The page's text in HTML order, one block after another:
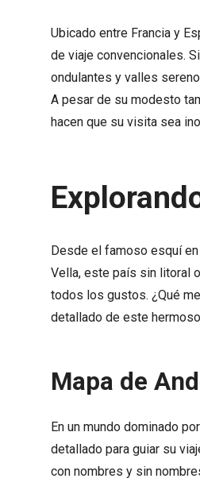
Ubicado entre Francia y
de viaje convencionales.
ondulantes y valles
A pesar de su modesto
hacen que su visita sea
Desde el famoso esquí
Vella, este país sin litoral
todos los gustos. ¿Qué
detallado de este
Mapa de
En un mundo dominado
detallado para guiar su
con nombres y sin